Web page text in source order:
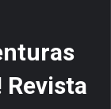
Revista